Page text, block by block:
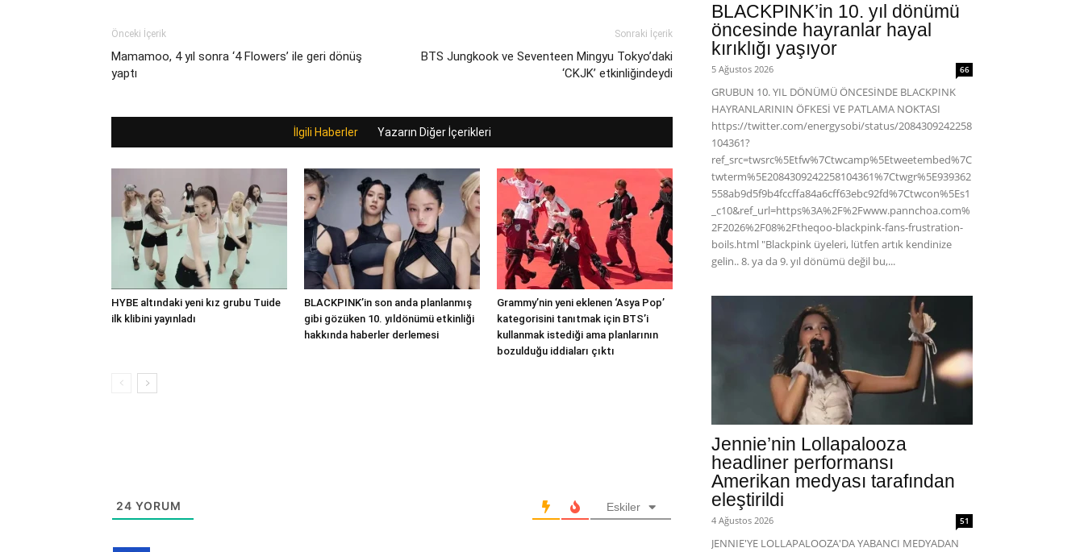
Önceki İçerik
Mamamoo, 4 yıl sonra ‘4 Flowers’ ile geri dönüş
yaptı
Sonraki İçerik
BTS Jungkook ve Seventeen Mingyu Tokyo’daki
‘CKJK’ etkinliğindeydi
İlgili Haberler Yazarın Diğer İçerikleri
HYBE altındaki yeni kız grubu Tuide
ilk klibini yayınladı
BLACKPINK’in son anda planlanmış
gibi gözüken 10. yıldönümü etkinliği
hakkında haberler derlemesi
Grammy’nin yeni eklenen ‘Asya Pop’
kategorisini tanıtmak için BTS’i
kullanmak istediği ama planlarının
bozulduğu iddiaları çıktı
24 YORUM Eskiler
BLACKPINK’in 10. yıl dönümü
öncesinde hayranlar hayal
kırıklığı yaşıyor
5 Ağustos 2026 66
GRUBUN 10. YIL DÖNÜMÜ ÖNCESİNDE BLACKPINK
HAYRANLARININ ÖFKESİ VE PATLAMA NOKTASI
https://twitter.com/energysobi/status/2084309242258
104361?
ref_src=twsrc%5Etfw%7Ctwcamp%5Etweetembed%7C
twterm%5E2084309242258104361%7Ctwgr%5E939362
558ab9d5f9b4fccffa84a6cff63ebc92fd%7Ctwcon%5Es1
_c10&ref_url=https%3A%2F%2Fwww.pannchoa.com%
2F2026%2F08%2Ftheqoo-blackpink-fans-frustration-
boils.html "Blackpink üyeleri, lütfen artık kendinize
gelin.. 8. ya da 9. yıl dönümü değil bu,...
Jennie’nin Lollapalooza
headliner performansı
Amerikan medyası tarafından
eleştirildi
4 Ağustos 2026 51
JENNIE'YE LOLLAPALOOZA'DA YABANCI MEDYADAN